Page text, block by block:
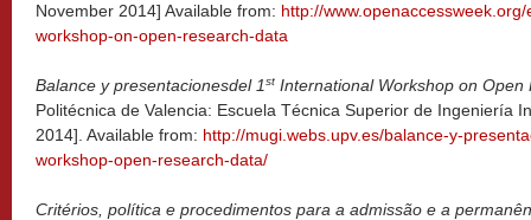
November 2014] Available from: http://
workshop-on-open-research-data
Balance y presentacionesdel 1st International Workshop on
Politécnica de Valencia: Escuela Técnica Superior de Ingeniería
2014]. Available from: http://mugi.webs.upv.es/balance-y-
workshop-open-research-data/
Critérios, política e procedimentos para a admissão e a